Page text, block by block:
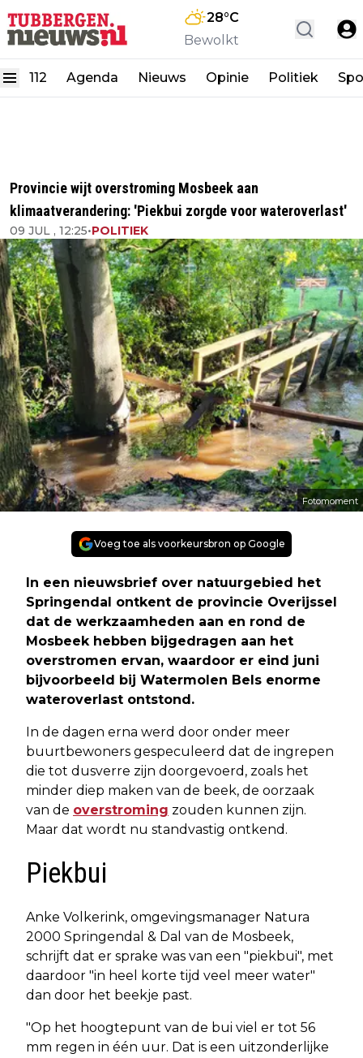
28°C
Bewolkt
112 Agenda Nieuws Opinie Politiek
Provincie wijt overstroming Mosbeek aan
klimaatverandering: 'Piekbui zorgde voor wateroverlast'
09 JUL , 12:25•POLITIEK
Fotomoment
Voeg toe als voorkeursbron op Google
In een nieuwsbrief over natuurgebied het
Springendal ontkent de provincie Overijssel
dat de werkzaamheden aan en rond de
Mosbeek hebben bijgedragen aan het
overstromen ervan, waardoor er eind juni
bijvoorbeeld bij Watermolen Bels enorme
wateroverlast ontstond.
In de dagen erna werd door onder meer
buurtbewoners gespeculeerd dat de ingrepen
die tot dusverre zijn doorgevoerd, zoals het
minder diep maken van de beek, de oorzaak
van de overstroming zouden kunnen zijn.
Maar dat wordt nu standvastig ontkend.
Piekbui
Anke Volkerink, omgevingsmanager Natura
2000 Springendal & Dal van de Mosbeek,
schrijft dat er sprake was van een "piekbui", met
daardoor "in heel korte tijd veel meer water"
dan door het beekje past.
"Op het hoogtepunt van de bui viel er tot 56
mm regen in één uur. Dat is een uitzonderlijke